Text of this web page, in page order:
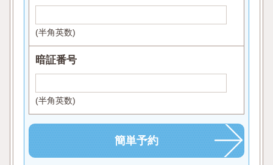
(半角英数)
暗証番号
(半角英数)